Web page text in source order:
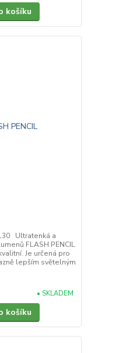
košíku
Ultratenká a
FLASH PENCIL
Je určená pro
lepším světelným
• SKLADEM
košíku